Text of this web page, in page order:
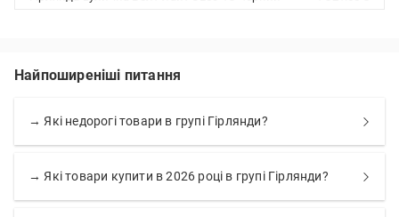
Найпоширеніші питання
→ Які недорогі товари в групі Гірлянди?
→ Які товари купити в 2026 році в групі Гірлянди?